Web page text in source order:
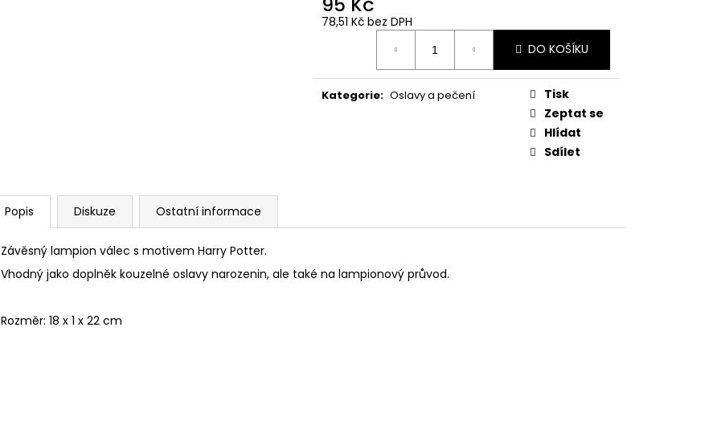
78,51 Kč bez DPH
DO KOŠÍKU
Kategorie: Oslavy a pečení
Tisk
Zeptat se
Hlídat
Sdílet
Popis Diskuze Ostatní informace
Závěsný lampion válec s motivem Harry Potter.
Vhodný jako doplněk kouzelné oslavy narozenin, ale také na lampionový průvod.
Rozměr: 18 x 1 x 22 cm
TAJEMNÝ BALÍČEK Z PŘÍČNÉ ULICE